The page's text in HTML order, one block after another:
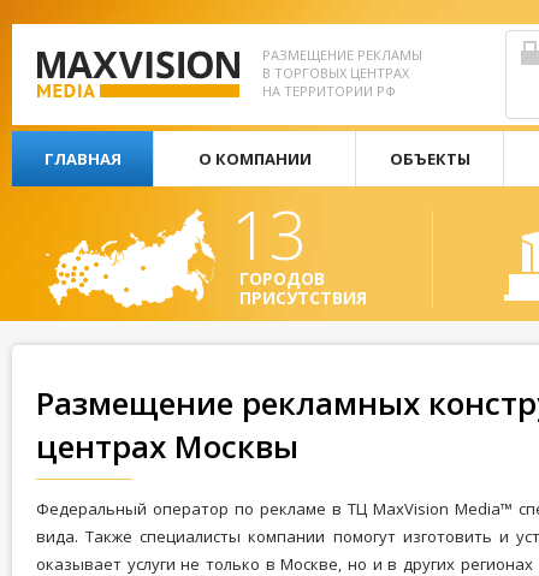
РАЗМЕЩЕНИЕ РЕКЛАМЫ
В ТОРГОВЫХ ЦЕНТРАХ
НА ТЕРРИТОРИИ РФ
ГЛАВНАЯ О КОМПАНИИ ОБЪЕКТЫ
13
ГОРОДОВ
ПРИСУТСТВИЯ
Размещение рекламных
центрах Москвы
Федеральный оператор по рекламе в ТЦ MaxVision Media™
вида. Также специалисты компании помогут изготовить и
оказывает услуги не только в Москве, но и в других